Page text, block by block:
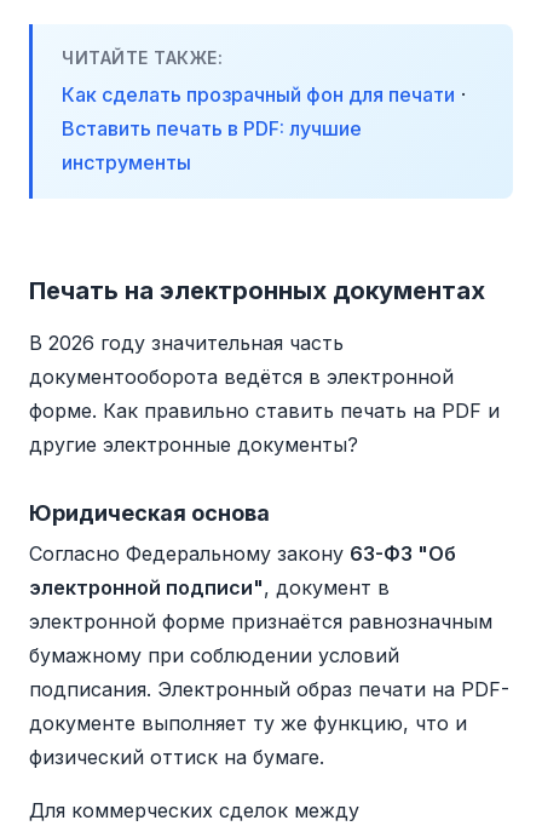
ЧИТАЙТЕ ТАКЖЕ:
Как сделать прозрачный фон для печати ·
Вставить печать в PDF: лучшие
инструменты
Печать на электронных документах
В 2026 году значительная часть
документооборота ведётся в электронной
форме. Как правильно ставить печать на PDF и
другие электронные документы?
Юридическая основа
Согласно Федеральному закону 63-ФЗ "Об
электронной подписи", документ в
электронной форме признаётся равнозначным
бумажному при соблюдении условий
подписания. Электронный образ печати на PDF-
документе выполняет ту же функцию, что и
физический оттиск на бумаге.
Для коммерческих сделок между